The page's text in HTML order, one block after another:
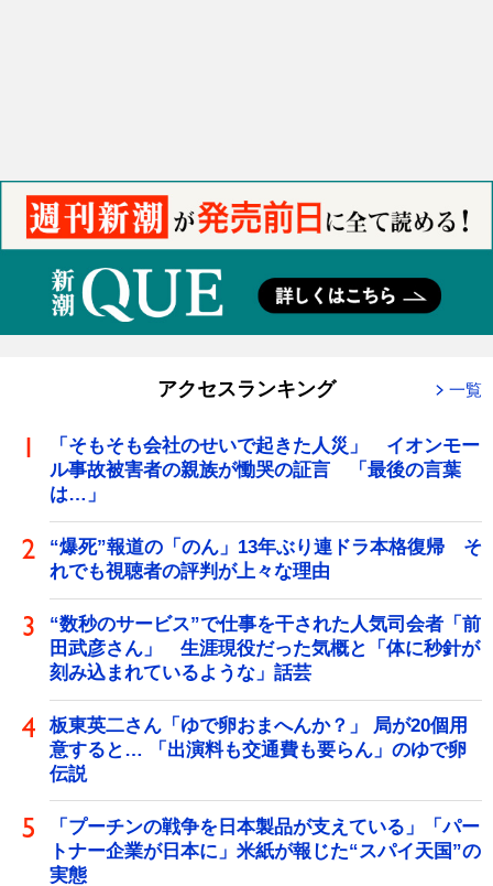
アクセスランキング 一覧
「そもそも会社のせいで起きた人災」 イオンモー
ル事故被害者の親族が慟哭の証言 「最後の言葉
は…」
“爆死”報道の「のん」13年ぶり連ドラ本格復帰 そ
れでも視聴者の評判が上々な理由
“数秒のサービス”で仕事を干された人気司会者「前
田武彦さん」 生涯現役だった気概と「体に秒針が
刻み込まれているような」話芸
板東英二さん「ゆで卵おまへんか？」 局が20個用
意すると… 「出演料も交通費も要らん」のゆで卵
伝説
「プーチンの戦争を日本製品が支えている」「パー
トナー企業が日本に」米紙が報じた“スパイ天国”の
実態